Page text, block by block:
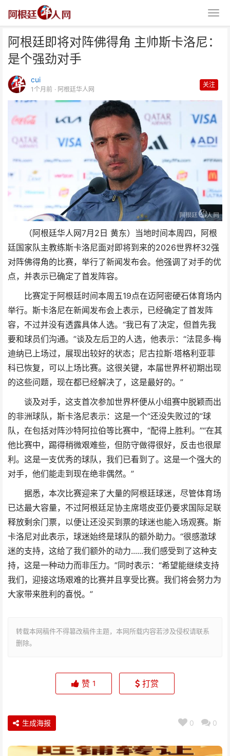
阿根廷即将对阵佛得角 主帅斯卡洛尼：
是个强劲对手
cui
1个月前 · 阿根廷华人网
关注
（阿根廷华人网7月2日 黄东）当地时间本周四，阿根
廷国家队主教练斯卡洛尼面对即将到来的2026世界杯32强
对阵佛得角的比赛，举行了新闻发布会。他强调了对手的优
点，并表示已确定了首发阵容。
比赛定于阿根廷时间本周五19点在迈阿密硬石体育场内
举行。斯卡洛尼在新闻发布会上表示，已经确定了首发阵
容，不过并没有透露具体人选。“我已有了决定，但首先我
要和球员们沟通。”谈及左后卫的人选，他表示：“法昆多·梅
迪纳已上场过，展现出较好的状态；尼古拉斯·塔格利亚菲
科已恢复，可以上场比赛。这很关键，本届世界杯初期出现
的这些问题，现在都已经解决了，这是最好的。”
谈及对手，这支首次参加世界杯便从小组赛中脱颖而出
的非洲球队，斯卡洛尼表示：这是一个“还没失败过的”球
队，在包括对阵沙特阿拉伯等比赛中，“配得上胜利。”“在其
他比赛中，踢得稍微艰难些，但防守做得很好，反击也很犀
利。这是一支优秀的球队，我们已看到了。这是一个强大的
对手，他们能走到现在绝非偶然。”
据悉，本次比赛迎来了大量的阿根廷球迷，尽管体育场
已达最大容量，不过阿根廷足协主席塔皮亚仍要求国际足联
释放剩余门票，以便让还没买到票的球迷也能入场观赛。斯
卡洛尼对此表示，球迷始终是球队的额外助力。“很感激球
迷的支持，这给了我们额外的动力......我们感受到了这种支
持，这是一种动力而非压力。”同时表示：“希望能继续支持
我们，迎接这场艰难的比赛并且享受比赛。我们将会努力为
大家带来胜利的喜悦。”
转载本网稿件不得篡改稿件主题，本网所载内容若涉及侵权请联系
删除。
阿根廷即将对阵佛得角 主帅斯卡
洛尼：是个强劲对手
赞 1 打赏
0 0
生成海报